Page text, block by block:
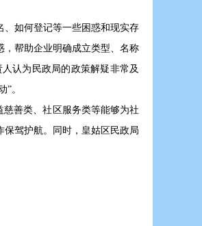
如何登记等一些困惑和现实存
帮助企业明确成立类型、名称
认为民政局的政策解疑非常及
。
善类、社区服务类等能够为社
驾护航。同时，皇姑区民政局